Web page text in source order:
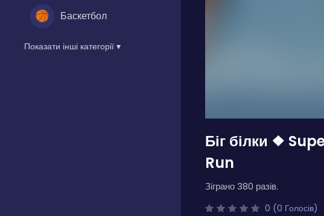
Баскетбол
Показати інші категорії ▾
Біг білки ❖
Run
Зіграно 380 разів.
0 (0 Голосів)